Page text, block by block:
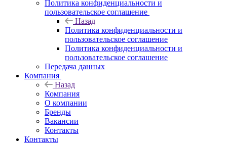
Политика конфиденциальности и
пользовательское соглашение
Назад
Политика конфиденциальности и
пользовательское соглашение
Политика конфиденциальности и
пользовательское соглашение
Передача данных
Компания
Назад
Компания
О компании
Бренды
Вакансии
Контакты
Контакты